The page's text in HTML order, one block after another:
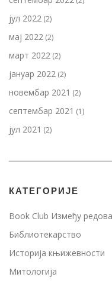
јул 2022 (2)
мај 2022 (2)
март 2022 (2)
јануар 2022 (2)
новембар 2021 (2)
септембар 2021 (1)
јул 2021 (2)
КАТЕГОРИЈЕ
Book Club Између редова
Библиотекарство
Историја књижевности
Митологија